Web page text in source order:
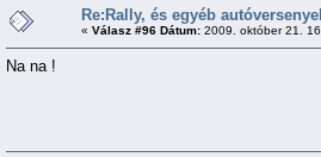
Re:Rally, és egyéb
« Válasz #96 Dátum: 2009. október 21.
Na na !